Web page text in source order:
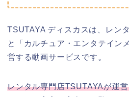
TSUTAYA ディスカスは、レン
と「カルチュア・エンタテイン
営する動画サービスです。
レンタル専門店TSUTAYAが運